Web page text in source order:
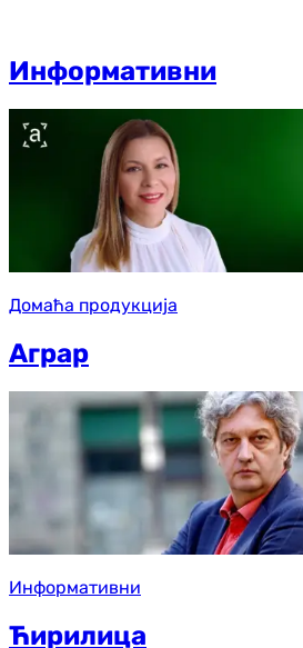
Информативни
Домаћа продукција
Аграр
Информативни
Ћирилица